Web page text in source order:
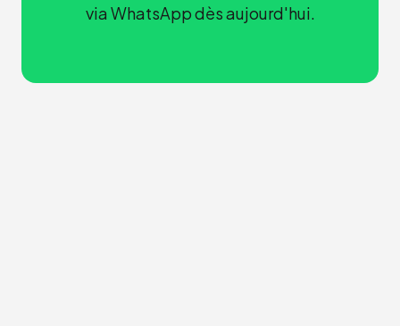
via WhatsApp dès aujourd'hui.